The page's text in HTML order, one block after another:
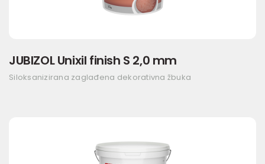
JUBIZOL Unixil finish S 2,0 mm
Siloksanizirana zaglađena dekorativna žbuka